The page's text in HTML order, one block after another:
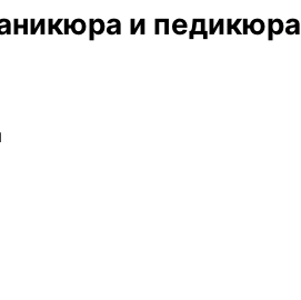
и педикюра